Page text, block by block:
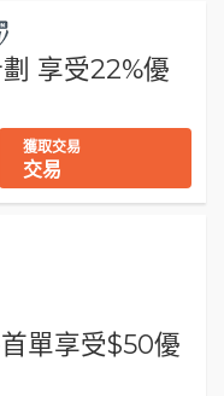
享受22%優
獲取交易
交易
單享受$50優